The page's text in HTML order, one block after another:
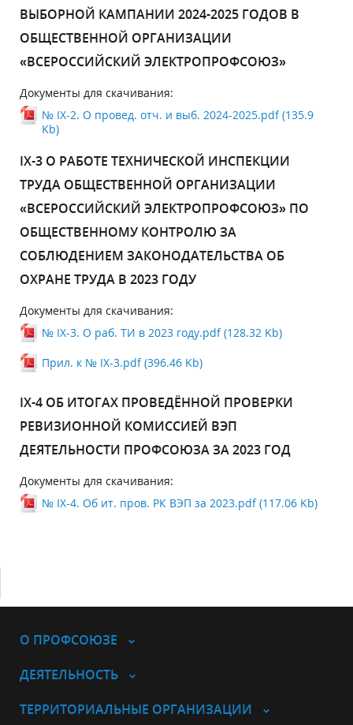
ВЫБОРНОЙ КАМПАНИИ 2024-2025 ГОДОВ В
ОБЩЕСТВЕННОЙ ОРГАНИЗАЦИИ
«ВСЕРОССИЙСКИЙ ЭЛЕКТРОПРОФСОЮЗ»
Документы для скачивания:
№ IX-2. О провед. отч. и выб. 2024-2025.pdf (135.9
Kb)
IX-3 О РАБОТЕ ТЕХНИЧЕСКОЙ ИНСПЕКЦИИ
ТРУДА ОБЩЕСТВЕННОЙ ОРГАНИЗАЦИИ
«ВСЕРОССИЙСКИЙ ЭЛЕКТРОПРОФСОЮЗ» ПО
ОБЩЕСТВЕННОМУ КОНТРОЛЮ ЗА
СОБЛЮДЕНИЕМ ЗАКОНОДАТЕЛЬСТВА ОБ
ОХРАНЕ ТРУДА В 2023 ГОДУ
Документы для скачивания:
№ IX-3. О раб. ТИ в 2023 году.pdf (128.32 Kb)
Прил. к № IХ-3.pdf (396.46 Kb)
IX-4 ОБ ИТОГАХ ПРОВЕДЁННОЙ ПРОВЕРКИ
РЕВИЗИОННОЙ КОМИССИЕЙ ВЭП
ДЕЯТЕЛЬНОСТИ ПРОФСОЮЗА ЗА 2023 ГОД
Документы для скачивания:
№ IX-4. Об ит. пров. РК ВЭП за 2023.pdf (117.06 Kb)
О ПРОФСОЮЗЕ
ДЕЯТЕЛЬНОСТЬ
ТЕРРИТОРИАЛЬНЫЕ ОРГАНИЗАЦИИ